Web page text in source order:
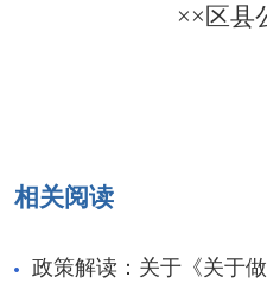
×× 区县
相关阅读
政策解读：关于《关于